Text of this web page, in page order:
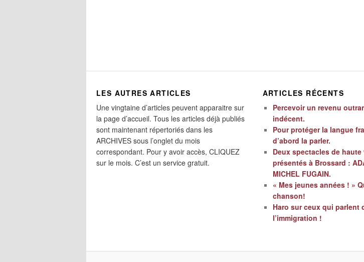
LES AUTRES ARTICLES
Une vingtaine d’articles peuvent apparaitre sur
la page d’accueil. Tous les articles déjà publiés
sont maintenant répertoriés dans les
ARCHIVES sous l’onglet du mois
correspondant. Pour y avoir accès, CLIQUEZ
sur le mois. C’est un service gratuit.
ARTICLES RÉCENTS
Percevoir un revenu
indécent.
Pour protéger la langue
d’abord la parler.
Deux spectacles de
présentés à Brossard :
MICHEL FUGAIN.
« Mes jeunes années ! »
chanson!
Haro sur ceux qui parlent
l’immigration !